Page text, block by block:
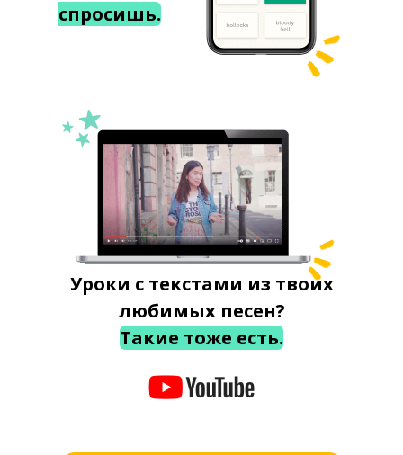
спросишь.
Уроки с текстами из твоих
любимых песен?
Такие тоже есть.